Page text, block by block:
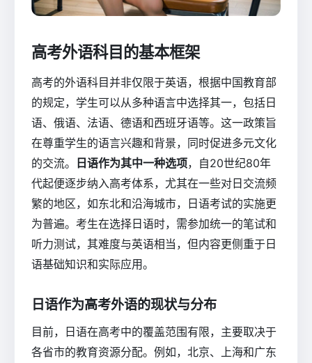
高考外语科目的基本框架
高考的外语科目并非仅限于英语，根据中国教育部
的规定，学生可以从多种语言中选择其一，包括日
语、俄语、法语、德语和西班牙语等。这一政策旨
在尊重学生的语言兴趣和背景，同时促进多元文化
的交流。
日语作为其中一种选项，自20世纪80年
代起便逐步纳入高考体系，尤其在一些对日交流频
繁的地区，如东北和沿海城市，日语考试的实施更
为普遍。考生在选择日语时，需参加统一的笔试和
听力测试，其难度与英语相当，但内容更侧重于日
语基础知识和实际应用。
日语作为高考外语的现状与分布
目前，日语在高考中的覆盖范围有限，主要取决于
各省市的教育资源分配。例如，北京、上海和广东